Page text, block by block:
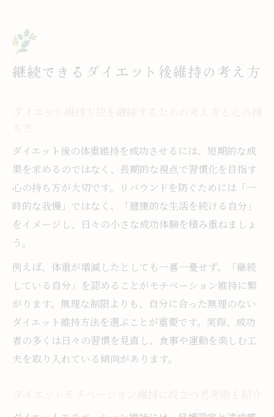
継続できるダイエット後維持の考え方
ダイエット維持方法を継続するための考え方と心の持
ち方
ダイエット後の体重維持を成功させるには、短期的な成
果を求めるのではなく、長期的な視点で習慣化を目指す
心の持ち方が大切です。リバウンドを防ぐためには「一
時的な我慢」ではなく、「健康的な生活を続ける自分」
をイメージし、日々の小さな成功体験を積み重ねましょ
う。
例えば、体重が増減したとしても一喜一憂せず、「継続
している自分」を認めることがモチベーション維持に繋
がります。無理な制限よりも、自分に合った無理のない
ダイエット維持方法を選ぶことが重要です。実際、成功
者の多くは日々の習慣を見直し、食事や運動を楽しむ工
夫を取り入れている傾向があります。
ダイエットモチベーション維持に役立つ思考術を紹介